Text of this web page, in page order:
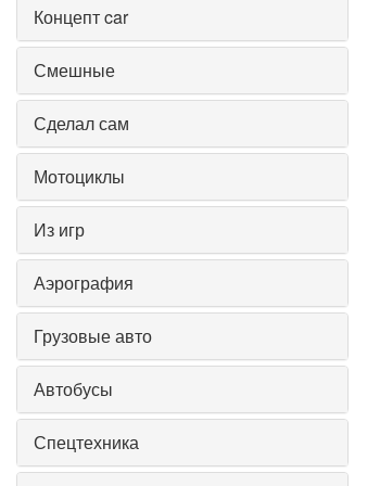
Концепт car
Смешные
Сделал сам
Мотоциклы
Из игр
Аэрография
Грузовые авто
Автобусы
Спецтехника